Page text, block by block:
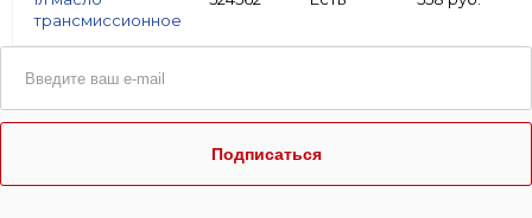
трансмиссионное
Подписаться